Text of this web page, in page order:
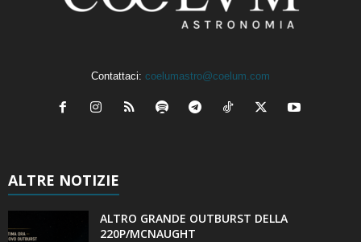
Contattaci: coelumastro@coelum.com
ALTRE NOTIZIE
ALTRO GRANDE OUTBURST DELLA
220P/MCNAUGHT